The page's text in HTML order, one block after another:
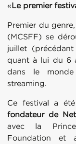
«Le premier
Premier du
(MCSFF) se
juillet
quant à lui du 6
dans le
streaming.
Ce festival a
fondateur de
avec la
Foundation et